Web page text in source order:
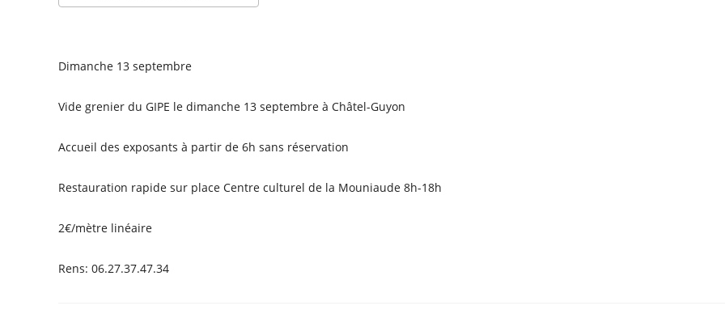
Dimanche 13 septembre
Vide grenier du GIPE le dimanche 13 septembre à Châtel-Guyon
Accueil des exposants à partir de 6h sans réservation
Restauration rapide sur place Centre culturel de la Mouniaude 8h-18h
2€/mètre linéaire
Rens: 06.27.37.47.34